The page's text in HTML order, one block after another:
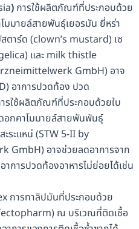
) การใช้ผลิตภัณฑ์ที่ประกอบด้วย
มมายล์สายพันธุ์เยอรมัน ยี่หร่า
ตาร์ด (clown’s mustard) เซ
และ milk thistle
GmbH) อาจ
อาการปวดท้อง ปวด
รใช้ผลิตภัณฑ์ที่ประกอบด้วยใบ
อกคาโมมายล์สายพันพันธุ์
ะระแหน่ (STW 5-II by
อาจช่วยลดอาการจาก
าการปวดท้องอาหารไม่ย่อยได้เช่น
การทาลิปมันที่ประกอบด้วย
ณ บริเวณที่ติดเชื้อ